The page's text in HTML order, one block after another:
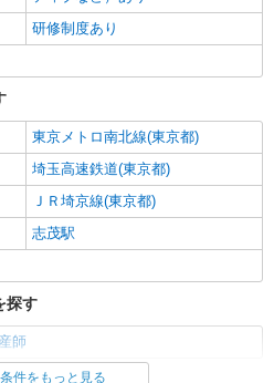
研修制度あり
東京メトロ南北線(東京都)
埼玉高速鉄道(東京都)
ＪＲ埼京線(東京都)
志茂駅
探す
師
件をもっと見る